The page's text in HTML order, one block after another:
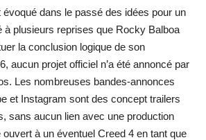
évoqué dans le passé des idées pour un
à plusieurs reprises que Rocky Balboa
la conclusion logique de son
aucun projet officiel n’a été annoncé par
Les nombreuses bandes-annonces
et Instagram sont des concept trailers
sans aucun lien avec une production
ouvert à un éventuel Creed 4 en tant que